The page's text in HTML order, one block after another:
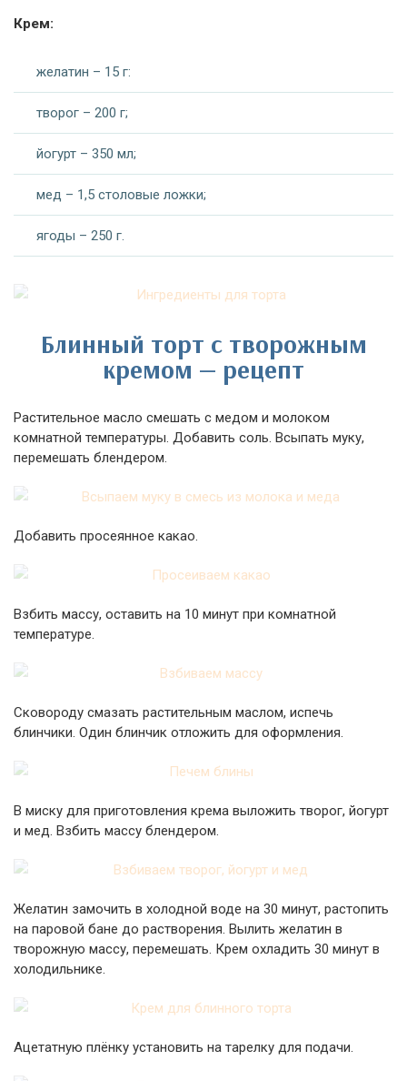
Крем:
желатин – 15 г:
творог – 200 г;
йогурт – 350 мл;
мед – 1,5 столовые ложки;
ягоды – 250 г.
Блинный торт с творожным
кремом — рецепт
Растительное масло смешать с медом и молоком
комнатной температуры. Добавить соль. Всыпать муку,
перемешать блендером.
Добавить просеянное какао.
Взбить массу, оставить на 10 минут при комнатной
температуре.
Сковороду смазать растительным маслом, испечь
блинчики. Один блинчик отложить для оформления.
В миску для приготовления крема выложить творог, йогурт
и мед. Взбить массу блендером.
Желатин замочить в холодной воде на 30 минут, растопить
на паровой бане до растворения. Вылить желатин в
творожную массу, перемешать. Крем охладить 30 минут в
холодильнике.
Ацетатную плёнку установить на тарелку для подачи.